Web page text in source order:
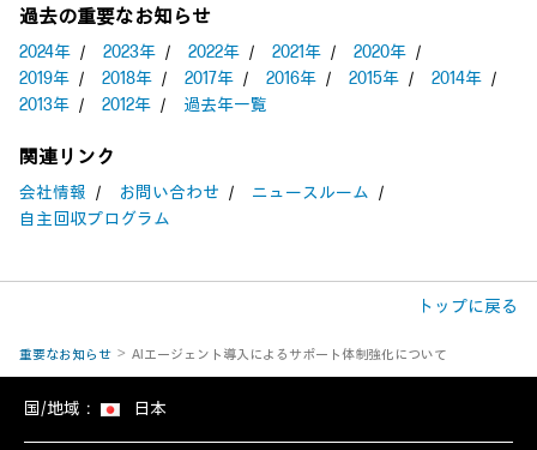
過去の重要なお知らせ
2024年 ／ 2023年 ／ 2022年 ／ 2021年 ／ 2020年 ／
2019年 ／ 2018年 ／ 2017年 ／ 2016年 ／ 2015年 ／ 2014年 ／
2013年 ／ 2012年 ／ 過去年一覧
関連リンク
会社情報 ／ お問い合わせ ／ ニュースルーム ／
自主回収プログラム
トップに戻る
重要なお知らせ AIエージェント導入によるサポート体制強化について
国/地域： 日本